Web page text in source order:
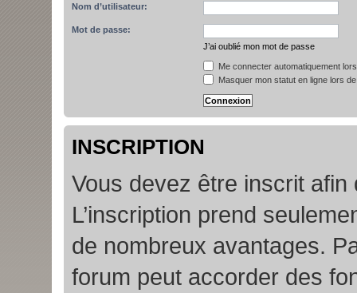
Nom d’utilisateur:
Mot de passe:
J’ai oublié mon mot de passe
Me connecter automatiquement
Masquer mon statut en ligne lors
INSCRIPTION
Vous devez être inscrit
L’inscription prend
de nombreux avantages.
forum peut accorder des